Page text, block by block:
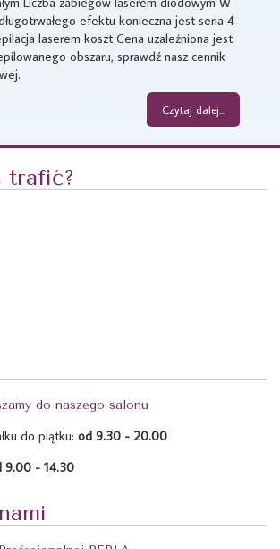
efektu konieczna jest seria 4-
laserem koszt Cena uzależniona jest
obszaru, sprawdź nasz cennik
Czytaj dalej...
trafić?
do naszego salonu
do piątku: od 9.30 - 20.00
9.00 - 14.30